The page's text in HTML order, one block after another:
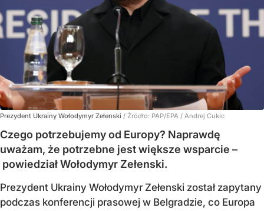
Prezydent Ukrainy Wołodymyr Zełenski / Źródło: PAP/EPA / Andrej Cukic
Czego potrzebujemy od Europy? Naprawdę
uważam, że potrzebne jest większe wsparcie –
powiedział Wołodymyr Zełenski.
Prezydent Ukrainy Wołodymyr Zełenski został zapytany
podczas konferencji prasowej w Belgradzie, co Europa